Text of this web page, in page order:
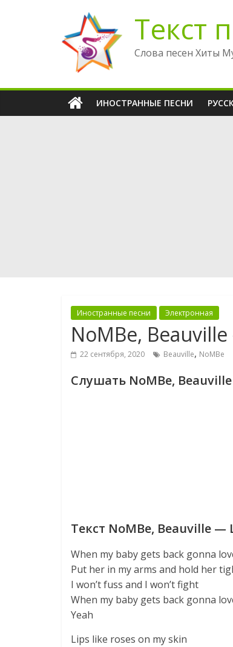
содержимому
Текст
Слова песен Хиты
ИНОСТРАННЫЕ ПЕСНИ
Иностранные песни Электронная
NoMBe,
22 сентября, 2020 Beauville, NoMBe
Слушать NoMBe,
Текст NoMBe, Beauville —
When my baby gets back gonna
Put her in my arms and hold her
I won’t fuss and I won’t fight
When my baby gets back gonna
Yeah
Lips like roses on my skin